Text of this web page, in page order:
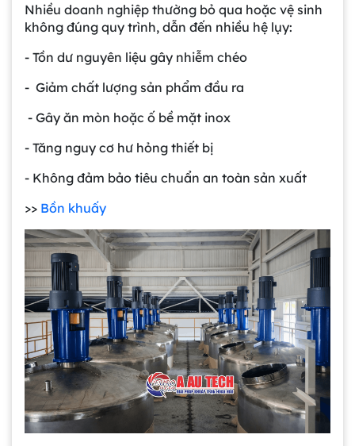
Nhiều doanh nghiệp thường bỏ qua hoặc vệ sinh
không đúng quy trình, dẫn đến nhiều hệ lụy:
- Tồn dư nguyên liệu gây nhiễm chéo
- Giảm chất lượng sản phẩm đầu ra
- Gây ăn mòn hoặc ố bề mặt inox
- Tăng nguy cơ hư hỏng thiết bị
- Không đảm bảo tiêu chuẩn an toàn sản xuất
>> Bồn khuấy